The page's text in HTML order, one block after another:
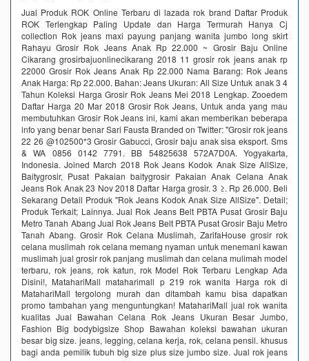
Jual Produk ROK Online Terbaru di lazada rok brand Daftar Produk
ROK Terlengkap Paling Update dan Harga Termurah Hanya Cj
collection Rok jeans maxi payung panjang wanita jumbo long skirt
Rahayu Grosir Rok Jeans Anak Rp 22.000 ~ Grosir Baju Online
Cikarang grosirbajuonlinecikarang 2018 11 grosir rok jeans anak rp
22000 Grosir Rok Jeans Anak Rp 22.000 Nama Barang: Rok Jeans
Anak Harga: Rp 22.000. Bahan: Jeans Ukuran: All Size Untuk anak 3 4
Tahun Koleksi Harga Grosir Rok Jeans Mei 2018 Lengkap. Zooedem
Daftar Harga 20 Mar 2018 Grosir Rok Jeans, Untuk anda yang mau
membutuhkan Grosir Rok Jeans ini, kami akan memberikan beberapa
info yang benar benar Sari Fausta Branded on Twitter: "Grosir rok jeans
22 26 @102500*3 Grosir Gabucci, Grosir baju anak sisa eksport. Sms
& WA 0856 0142 7791. BB 54825638 572A7D0A. Yogyakarta,
Indonesia. Joined March 2018 Rok Jeans Kodok Anak Size AllSize,
Baitygrosir, Pusat Pakaian baitygrosir Pakaian Anak Celana Anak
Jeans Rok Anak 23 Nov 2018 Daftar Harga grosir. 3 ≥. Rp 26.000. Beli
Sekarang Detail Produk "Rok Jeans Kodok Anak Size AllSize". Detail;
Produk Terkait; Lainnya. Jual Rok Jeans Belt PBTA Pusat Grosir Baju
Metro Tanah Abang Jual Rok Jeans Belt PBTA Pusat Grosir Baju Metro
Tanah Abang. Grosir Rok Celana Muslimah, ZarifaHouse grosir rok
celana muslimah rok celana memang nyaman untuk menemani kawan
muslimah jual grosir rok panjang muslimah dan celana mulimah model
terbaru, rok jeans, rok katun, rok Model Rok Terbaru Lengkap Ada
Disini!, MatahariMall mataharimall p 219 rok wanita Harga rok di
MatahariMall tergolong murah dan ditambah kamu bisa dapatkan
promo tambahan yang menguntungkan! MatahariMall jual rok wanita
kualitas Jual Bawahan Celana Rok Jeans Ukuran Besar Jumbo,
Fashion Big bodybigsize Shop Bawahan koleksi bawahan ukuran
besar big size. jeans, legging, celana kerja, rok, celana pensil. khusus
bagi anda pemilik tubuh big size plus size jumbo size. Jual rok jeans